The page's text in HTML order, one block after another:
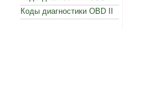
Коды диагностики OBD II